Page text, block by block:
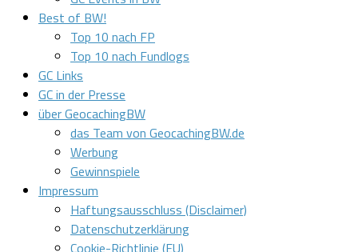
Best of BW!
Top 10 nach FP
Top 10 nach Fundlogs
GC Links
GC in der Presse
über GeocachingBW
das Team von GeocachingBW.de
Werbung
Gewinnspiele
Impressum
Haftungsausschluss (Disclaimer)
Datenschutzerklärung
Cookie-Richtlinie (EU)